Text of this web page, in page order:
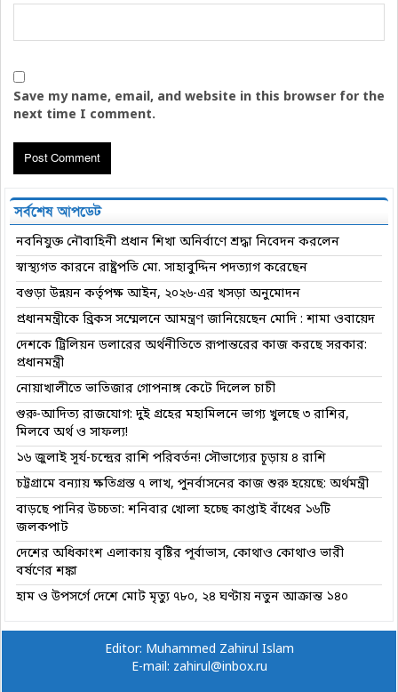
Save my name, email, and website in this browser for the
next time I comment.
সর্বশেষ আপডেট
নবনিযুক্ত নৌবাহিনী প্রধান শিখা অনির্বাণে শ্রদ্ধা নিবেদন করলেন
স্বাস্থ্যগত কারনে রাষ্ট্রপতি মো. সাহাবুদ্দিন পদত্যাগ করেছেন
বগুড়া উন্নয়ন কর্তৃপক্ষ আইন, ২০২৬-এর খসড়া অনুমোদন
প্রধানমন্ত্রীকে ব্রিকস সম্মেলনে আমন্ত্রণ জানিয়েছেন মোদি : শামা ওবায়েদ
দেশকে ট্রিলিয়ন ডলারের অর্থনীতিতে রূপান্তরের কাজ করছে সরকার:
প্রধানমন্ত্রী
নোয়াখালীতে ভাতিজার গোপনাঙ্গ কেটে দিলেল চাচী
গুরু-আদিত্য রাজযোগ: দুই গ্রহের মহামিলনে ভাগ্য খুলছে ৩ রাশির,
মিলবে অর্থ ও সাফল্য!
১৬ জুলাই সূর্য-চন্দ্রের রাশি পরিবর্তন! সৌভাগ্যের চূড়ায় ৪ রাশি
চট্টগ্রামে বন্যায় ক্ষতিগ্রস্ত ৭ লাখ, পুনর্বাসনের কাজ শুরু হয়েছে: অর্থমন্ত্রী
বাড়ছে পানির উচ্চতা: শনিবার খোলা হচ্ছে কাপ্তাই বাঁধের ১৬টি
জলকপাট
দেশের অধিকাংশ এলাকায় বৃষ্টির পূর্বাভাস, কোথাও কোথাও ভারী
বর্ষণের শঙ্কা
হাম ও উপসর্গে দেশে মোট মৃত্যু ৭৮০, ২৪ ঘণ্টায় নতুন আক্রান্ত ১৪০
Editor: Muhammed Zahirul Islam
E-mail: zahirul@inbox.ru